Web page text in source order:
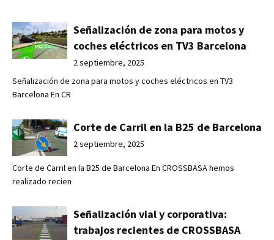
Señalización de zona para motos y
coches eléctricos en TV3 Barcelona
2 septiembre, 2025
Señalización de zona para motos y coches eléctricos en TV3
Barcelona En CR
Corte de Carril en la B25 de Barcelona
2 septiembre, 2025
Corte de Carril en la B25 de Barcelona En CROSSBASA hemos
realizado recien
Señalización vial y corporativa:
trabajos recientes de CROSSBASA